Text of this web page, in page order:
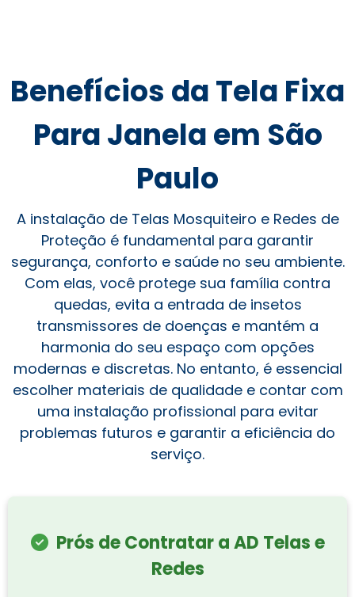
Benefícios da Tela Fixa
Para Janela em São
Paulo
A instalação de Telas Mosquiteiro e Redes de
Proteção é fundamental para garantir
segurança, conforto e saúde no seu ambiente.
Com elas, você protege sua família contra
quedas, evita a entrada de insetos
transmissores de doenças e mantém a
harmonia do seu espaço com opções
modernas e discretas. No entanto, é essencial
escolher materiais de qualidade e contar com
uma instalação profissional para evitar
problemas futuros e garantir a eficiência do
serviço.
Prós de Contratar a AD Telas e
Redes